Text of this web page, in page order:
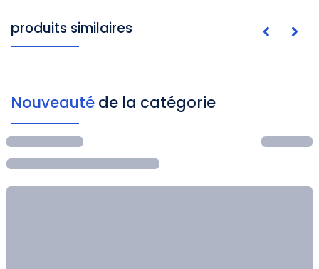
produits similaires
Nouveauté de la catégorie